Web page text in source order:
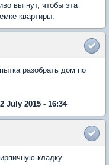
выгнут, чтобы эта
квартиры.
разобрать дом по
July 2015 - 16:34
кладку